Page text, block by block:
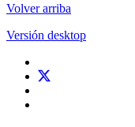
Volver arriba
Versión desktop